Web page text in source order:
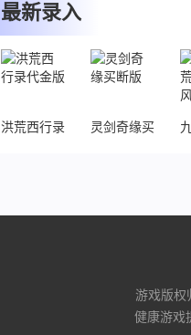
最新录入
洪荒西行录代金版灵剑奇缘买断版
游戏版权
健康游戏